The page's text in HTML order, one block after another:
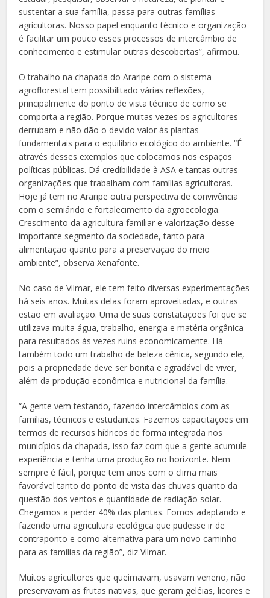
sustentar a sua família, passa para outras famílias
agricultoras. Nosso papel enquanto técnico e organização
é facilitar um pouco esses processos de intercâmbio de
conhecimento e estimular outras descobertas”, afirmou.
O trabalho na chapada do Araripe com o sistema
agroflorestal tem possibilitado várias reflexões,
principalmente do ponto de vista técnico de como se
comporta a região. Porque muitas vezes os agricultores
derrubam e não dão o devido valor às plantas
fundamentais para o equilíbrio ecológico do ambiente. “É
através desses exemplos que colocamos nos espaços
políticas públicas. Dá credibilidade à ASA e tantas outras
organizações que trabalham com famílias agricultoras.
Hoje já tem no Araripe outra perspectiva de convivência
com o semiárido e fortalecimento da agroecologia.
Crescimento da agricultura familiar e valorização desse
importante segmento da sociedade, tanto para
alimentação quanto para a preservação do meio
ambiente”, observa Xenafonte.
No caso de Vilmar, ele tem feito diversas experimentações
há seis anos. Muitas delas foram aproveitadas, e outras
estão em avaliação. Uma de suas constatações foi que se
utilizava muita água, trabalho, energia e matéria orgânica
para resultados às vezes ruins economicamente. Há
também todo um trabalho de beleza cênica, segundo ele,
pois a propriedade deve ser bonita e agradável de viver,
além da produção econômica e nutricional da família.
“A gente vem testando, fazendo intercâmbios com as
famílias, técnicos e estudantes. Fazemos capacitações em
termos de recursos hídricos de forma integrada nos
municípios da chapada, isso faz com que a gente acumule
experiência e tenha uma produção no horizonte. Nem
sempre é fácil, porque tem anos com o clima mais
favorável tanto do ponto de vista das chuvas quanto da
questão dos ventos e quantidade de radiação solar.
Chegamos a perder 40% das plantas. Fomos adaptando e
fazendo uma agricultura ecológica que pudesse ir de
contraponto e como alternativa para um novo caminho
para as famílias da região”, diz Vilmar.
Muitos agricultores que queimavam, usavam veneno, não
preservavam as frutas nativas, que geram geléias, licores e